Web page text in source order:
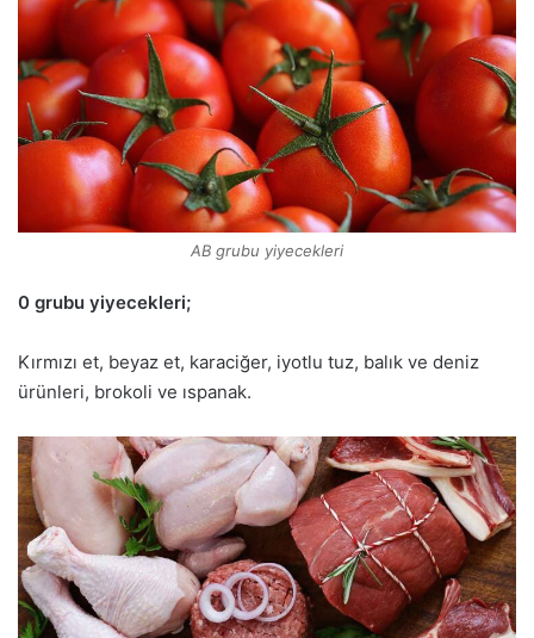
AB grubu yiyecekleri
0 grubu yiyecekleri;
Kırmızı et, beyaz et, karaciğer, iyotlu tuz, balık ve deniz
ürünleri, brokoli ve ıspanak.